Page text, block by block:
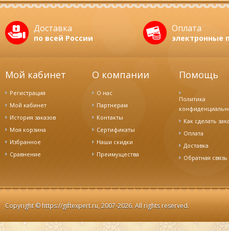
Доставка
по всей России
Оплата
электронные
Мой кабинет
Регистрация
Мой кабинет
История заказов
Моя корзина
Избранное
Cравнение
О компании
О нас
Партнерам
Контакты
Сертификаты
Наши скидки
Преимущества
Помощь
Политика
Как сделать
Оплата
Доставка
Обратная связь
Copyright ©https://giftexpert.ru, 2007-2026. All rights reserved.